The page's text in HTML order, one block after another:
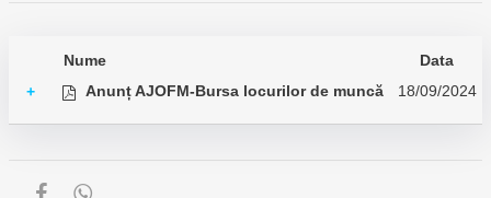
Nume
Data
+
Anunț AJOFM-Bursa locurilor de muncă 18/09/2024